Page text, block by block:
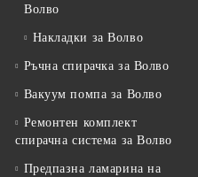
Волво
Накладки за Волво
Ръчна спирачка за Волво
Вакуум помпа за Волво
Ремонтен комплект
спирачна система за Волво
Предпазна ламарина на